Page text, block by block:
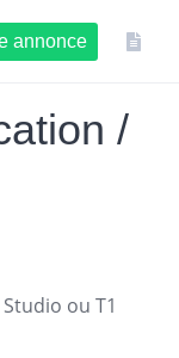
annonce
/
ou T1